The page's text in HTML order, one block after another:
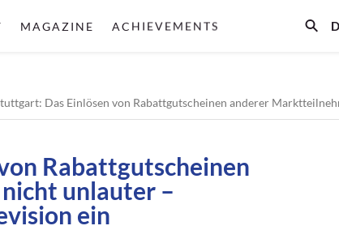
MAGAZINE ACHIEVEMENTS
Das Einlösen von Rabattgutscheinen anderer Marktteilnehmer
Rabattgutscheinen
unlauter –
ein